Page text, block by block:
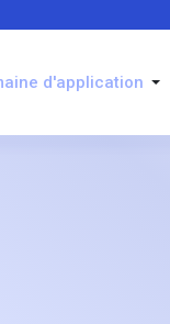
d'application